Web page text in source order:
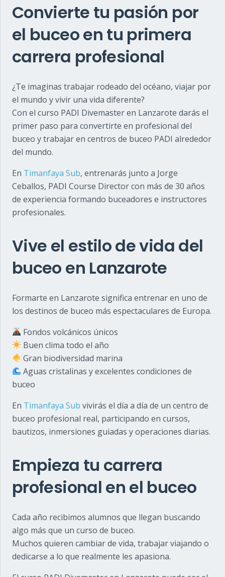
Convierte tu pasión por
el buceo en tu primera
carrera profesional
¿Te imaginas trabajar rodeado del océano, viajar por
el mundo y vivir una vida diferente?
Con el curso PADI Divemaster en Lanzarote darás el
primer paso para convertirte en profesional del
buceo y trabajar en centros de buceo PADI alrededor
del mundo.
En Timanfaya Sub, entrenarás junto a Jorge
Ceballos, PADI Course Director con más de 30 años
de experiencia formando buceadores e instructores
profesionales.
Vive el estilo de vida del
buceo en Lanzarote
Formarte en Lanzarote significa entrenar en uno de
los destinos de buceo más espectaculares de Europa.
Fondos volcánicos únicos
Buen clima todo el año
Gran biodiversidad marina
Aguas cristalinas y excelentes condiciones de
buceo
En Timanfaya Sub vivirás el día a día de un centro de
buceo profesional real, participando en cursos,
bautizos, inmersiones guiadas y operaciones diarias.
Empieza tu carrera
profesional en el buceo
Cada año recibimos alumnos que llegan buscando
algo más que un curso de buceo.
Muchos quieren cambiar de vida, trabajar viajando o
dedicarse a lo que realmente les apasiona.